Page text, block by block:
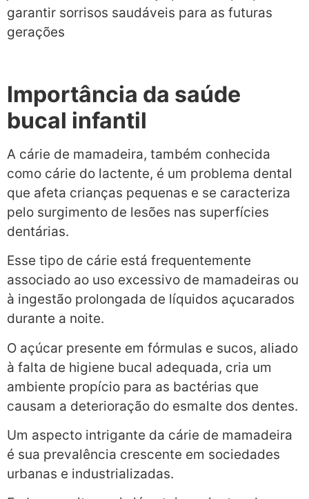
garantir sorrisos saudáveis para as futuras
gerações
Importância da saúde
bucal infantil
A cárie de mamadeira, também conhecida
como cárie do lactente, é um problema dental
que afeta crianças pequenas e se caracteriza
pelo surgimento de lesões nas superfícies
dentárias.
Esse tipo de cárie está frequentemente
associado ao uso excessivo de mamadeiras ou
à ingestão prolongada de líquidos açucarados
durante a noite.
O açúcar presente em fórmulas e sucos, aliado
à falta de higiene bucal adequada, cria um
ambiente propício para as bactérias que
causam a deterioração do esmalte dos dentes.
Um aspecto intrigante da cárie de mamadeira
é sua prevalência crescente em sociedades
urbanas e industrializadas.